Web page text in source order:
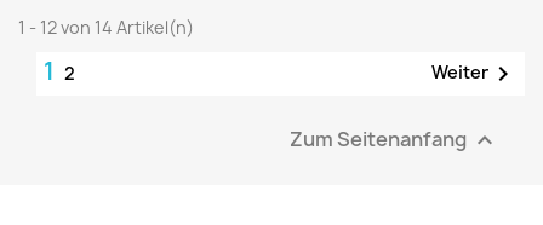
1 - 12 von 14 Artikel(n)
1 2 Weiter 
Zum Seitenanfang 